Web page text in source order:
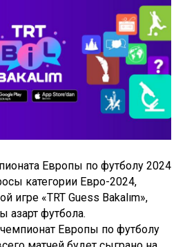
Европы по футболу 2024
категории Евро-2024,
игре «TRT Guess Bakalım»,
азарт футбола.
Европы по футболу